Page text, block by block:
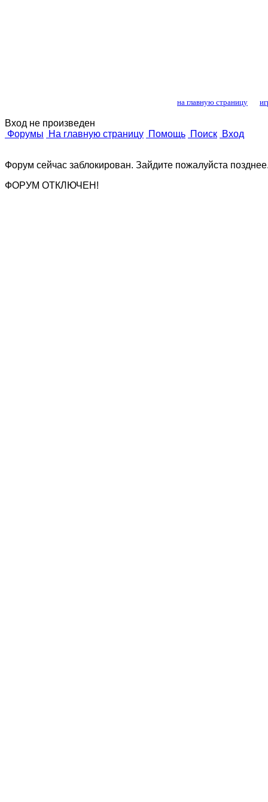
на главную страницу
Вход не произведен
Форумы
На главную страницу Помощь Поиск Вход
Форум сейчас заблокирован. Зайдите пожалуйста
ФОРУМ ОТКЛЮЧЕН!